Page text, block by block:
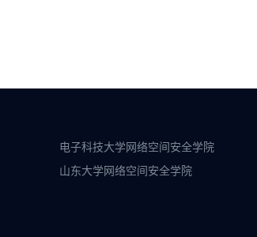
电子科技大学网络空间安全学院
山东大学网络空间安全学院